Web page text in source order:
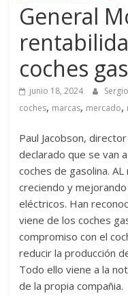
coches
de
ocasión
General
coches
junio 18, 2024
coches, marcas, mercado,
Paul Jacobson,
declarado que se van
coches de gasolina.
creciendo y
eléctricos. Han
viene de los coches
compromiso con el
reducir la producción
Todo ello viene a la
de la propia compañia.